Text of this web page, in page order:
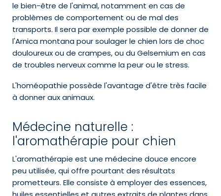
le bien-être de l'animal, notamment en cas de
problèmes de comportement ou de mal des
transports. Il sera par exemple possible de donner de
l'Arnica montana pour soulager le chien lors de choc
douloureux ou de crampes, ou du Gelsemium en cas
de troubles nerveux comme la peur ou le stress.
L'homéopathie possède l'avantage d'être très facile
à donner aux animaux.
Médecine naturelle :
l'aromathérapie pour chien
L'aromathérapie est une médecine douce encore
peu utilisée, qui offre pourtant des résultats
prometteurs. Elle consiste à employer des essences,